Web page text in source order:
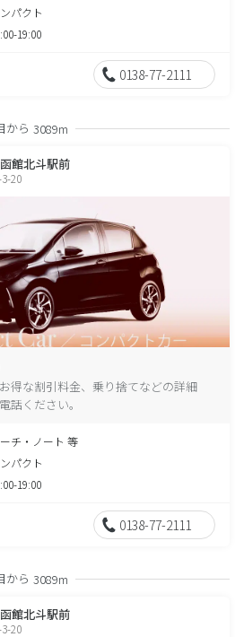
パクト
19:00
0138-77-2111
から 3089m
館北斗駅前
20
得な割引料金、乗り捨てなどの詳細
話ください。
チ・ノート 等
パクト
19:00
0138-77-2111
から 3089m
館北斗駅前
20